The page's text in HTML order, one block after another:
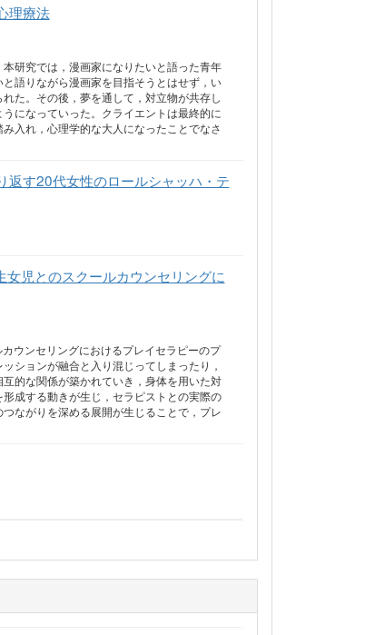
理療法
研究では，漫画家になりたいと語った青年
語りながら漫画家を目指そうとはせず，い
た。その後，夢を通して，対立物が共存し
になっていった。クライエントは最終的に
入れ，心理学的な大人になったことでなさ
返す20代女性のロールシャッハ・テ
児とのスクールカウンセリングに
ウンセリングにおけるプレイセラピーのプ
ションが融合と入り混じってしまったり，
的な関係が築かれていき，身体を用いた対
成する動きが生じ，セラピストとの実際の
ながりを深める展開が生じることで，プレ